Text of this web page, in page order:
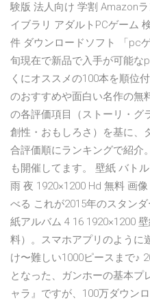
験版 法人向け 学割 Amazon
イブラリ アダルトPCゲーム
件 ダウンロードソフト 「pc
旬現在で新品で入手が可能な
くにオススメの100本を順位
のおすすめや面白い名作の無
の各評価項目（ストーリ・グ
創性・おもしろさ）を基に、
合評価順にランキングで紹介
も開催してます。 壁紙 バト
雨 夜 1920×1200 Hd 無料 画
べる これが2015年のスタン
紙アルバム 4 16 1920×1200
料）。スマホアプリのように
け〜難しい1000ピースまで♪
となった、ガンホーの基本プ
ャラ』ですが、100万ダウン